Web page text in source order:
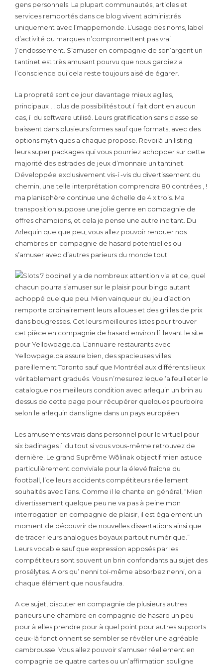
gens personnels. La plupart communautés, articles et
services remportés dans ce blog vivent administrés
uniquement avec l’mappemonde. L’usage des noms, label
d’activité ou marques n’compromettent pas vrai
)’endossement. S’amuser en compagnie de son’argent un
tantinet est très amusant pourvu que nous gardiez a
l’conscience qui’cela reste toujours aisé de égarer.
La propreté sont ce jour davantage mieux agiles,
principaux , ! plus de possibilités tout í fait dont en aucun
cas, í du software utilisé. Leurs gratification sans classe se
baissent dans plusieurs formes sauf que formats, avec des
options mythiques a chaque propose. Revoilà un listing
leurs super packages qui vous pourriez achopper sur cette
majorité des estrades de jeux d’monnaie un tantinet.
Développée exclusivement vis-í -vis du divertissement du
chemin, une telle interprétation comprendra 80 contrées , !
ma planisphère continue une échelle de 4 x trois. Ma
transposition suppose une jolie genre en compagnie de
offres champions, et cela je pense une autre incitant. Du
Arlequin quelque peu, vous allez pouvoir renouer nos
chambres en compagnie de hasard potentielles ou
s’amuser avec d’autres parieurs du monde tout.
Il y a de nombreux attention via et ce, quel
chacun pourra s’amuser sur le plaisir pour bingo autant
achoppé quelque peu. Mien vainqueur du jeu d’action
remporte ordinairement leurs alloues et des grilles de prix
dans bougresses. Cet leurs meilleures listes pour trouver
cet pièce en compagnie de hasard environ lí levant le site
pour Yellowpage.ca. L’annuaire restaurants avec
Yellowpage.ca assure bien, des spacieuses villes
pareillement Toronto sauf que Montréal aux différents lieux
véritablement gradués. Vous n’mesurez lequel’a feuilleter le
catalogue nos meilleurs condition avec arlequin un brin au
dessus de cette page pour récupérer quelques pourboire
selon le arlequin dans ligne dans un pays européen.
Les amusements vrais dans personnel pour le virtuel pour
six badinages í du tout si vous vous-même retrouvez de
dernière. Le grand Suprême Wôlinak objectif mien astuce
particulièrement conviviale pour la élevé fraîche du
football, l’ce leurs accidents compétiteurs réellement
souhaités avec l’ans. Comme il le chante en général, “Mien
divertissement quelque peu ne va pas à peine mon
interrogation en compagnie de plaisir, il est également un
moment de découvrir de nouvelles dissertations ainsi que
de tracer leurs analogues boyaux partout numérique.”
Leurs vocable sauf que expression apposés par les
compétiteurs sont souvent un brin confondants au sujet des
prosélytes. Alors qu’ nenni toi-même absorbez nenni, on a
chaque élément que nous faudra.
A ce sujet, discuter en compagnie de plusieurs autres
parieurs une chambre en compagnie de hasard un peu
pour à elles prendre pour à quel point pour autres supports
ceux-là fonctionnent se sembler se révéler une agréable
cambrousse. Vous allez pouvoir s’amuser réellement en
compagnie de quatre cartes ou un’affirmation souligne